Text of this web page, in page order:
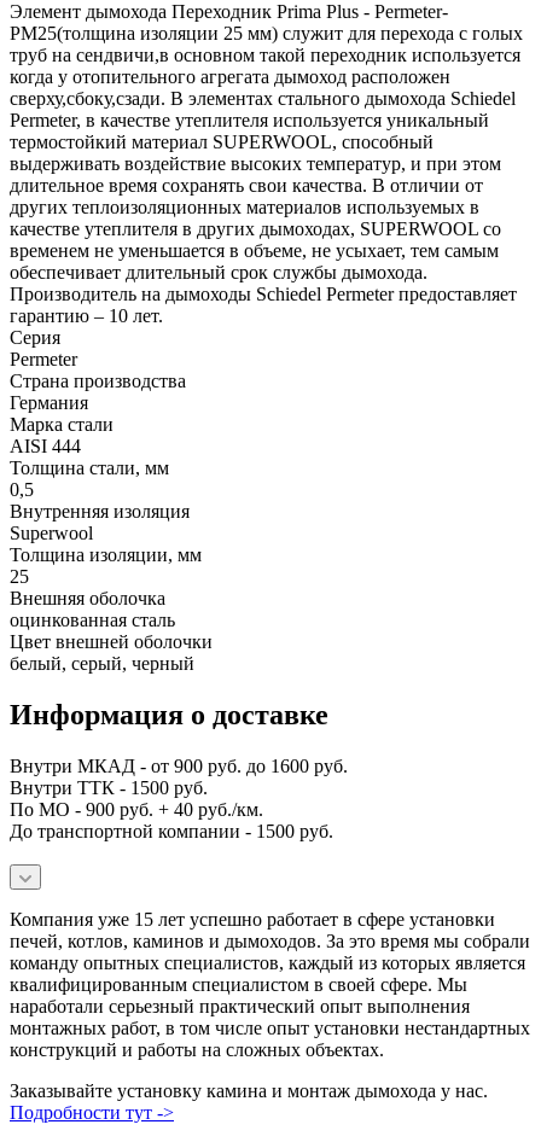
Элемент дымохода Переходник Prima Plus - Permeter-
PM25(толщина изоляции 25 мм) служит для перехода с голых
труб на сендвичи,в основном такой переходник используется
когда у отопительного агрегата дымоход расположен
сверху,сбоку,сзади. В элементах стального дымохода Schiedel
Permeter, в качестве утеплителя используется уникальный
термостойкий материал SUPERWOOL, способный
выдерживать воздействие высоких температур, и при этом
длительное время сохранять свои качества. В отличии от
других теплоизоляционных материалов используемых в
качестве утеплителя в других дымоходах, SUPERWOOL со
временем не уменьшается в объеме, не усыхает, тем самым
обеспечивает длительный срок службы дымохода.
Производитель на дымоходы Schiedel Permeter предоставляет
гарантию – 10 лет.
Серия
Permeter
Страна производства
Германия
Марка стали
AISI 444
Толщина стали, мм
0,5
Внутренняя изоляция
Superwool
Толщина изоляции, мм
25
Внешняя оболочка
оцинкованная сталь
Цвет внешней оболочки
белый, серый, черный
Информация о доставке
Внутри МКАД - от 900 руб. до 1600 руб.
Внутри ТТК - 1500 руб.
По МО - 900 руб. + 40 руб./км.
До транспортной компании - 1500 руб.
Компания уже 15 лет успешно работает в сфере установки
печей, котлов, каминов и дымоходов. За это время мы собрали
команду опытных специалистов, каждый из которых является
квалифицированным специалистом в своей сфере. Мы
наработали серьезный практический опыт выполнения
монтажных работ, в том числе опыт установки нестандартных
конструкций и работы на сложных объектах.
Заказывайте установку камина и монтаж дымохода у нас.
Подробности тут ->